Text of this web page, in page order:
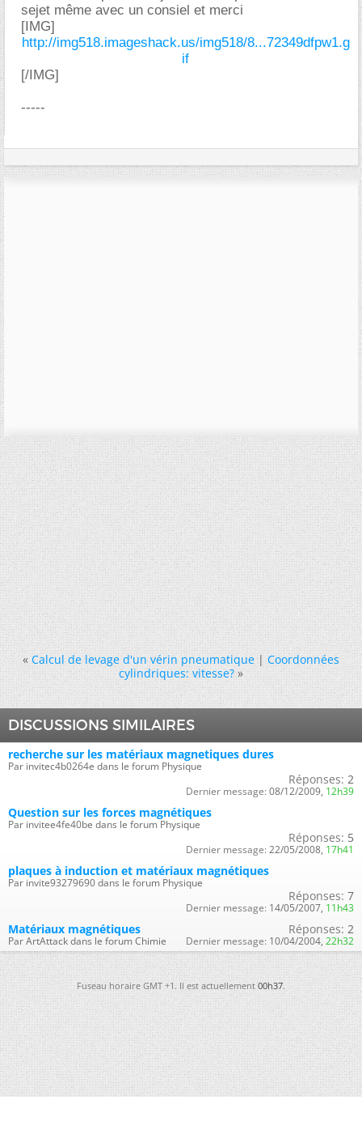
sejet même avec un consiel et merci
[IMG]
http://img518.imageshack.us/img518/8...72349dfpw1.g
if
[/IMG]
-----
« Calcul de levage d'un vérin pneumatique|Coordonnées
cylindriques: vitesse? »
DISCUSSIONS SIMILAIRES
recherche sur les matériaux magnetiques dures
Par invitec4b0264e dans le forum Physique
Réponses: 2
Dernier message: 08/12/2009, 12h39
Question sur les forces magnétiques
Par invitee4fe40be dans le forum Physique
Réponses: 5
Dernier message: 22/05/2008, 17h41
plaques à induction et matériaux magnétiques
Par invite93279690 dans le forum Physique
Réponses: 7
Dernier message: 14/05/2007, 11h43
Matériaux magnétiques
Par ArtAttack dans le forum Chimie
Réponses: 2
Dernier message: 10/04/2004, 22h32
Fuseau horaire GMT +1. Il est actuellement00h37.